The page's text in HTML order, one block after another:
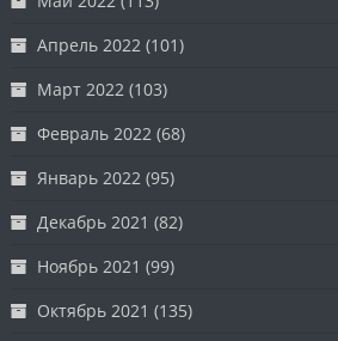
Апрель 2022 (101)
Март 2022 (103)
Февраль 2022 (68)
Январь 2022 (95)
Декабрь 2021 (82)
Ноябрь 2021 (99)
Октябрь 2021 (135)